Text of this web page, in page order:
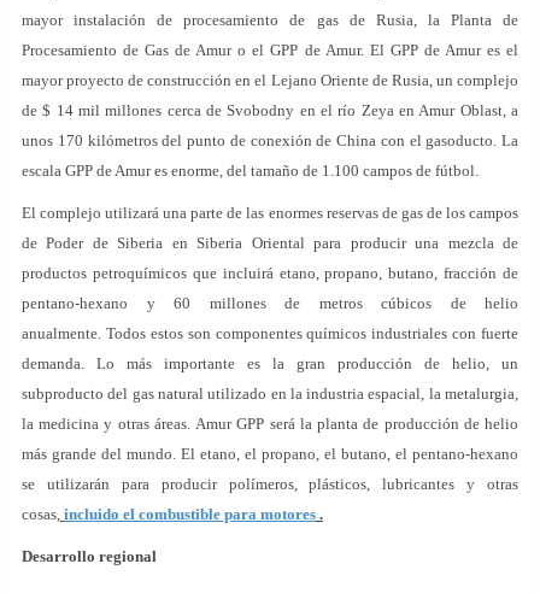
mayor instalación de procesamiento de gas de Rusia, la Planta de
Procesamiento de Gas de Amur o el GPP de Amur. El GPP de Amur es el
mayor proyecto de construcción en el Lejano Oriente de Rusia, un complejo
de $ 14 mil millones cerca de Svobodny en el río Zeya en Amur Oblast, a
unos 170 kilómetros del punto de conexión de China con el gasoducto. La
escala GPP de Amur es enorme, del tamaño de 1.100 campos de fútbol.
El complejo utilizará una parte de las enormes reservas de gas de los campos
de Poder de Siberia en Siberia Oriental para producir una mezcla de
productos petroquímicos que incluirá etano, propano, butano, fracción de
pentano-hexano y 60 millones de metros cúbicos de helio
anualmente. Todos estos son componentes químicos industriales con fuerte
demanda. Lo más importante es la gran producción de helio, un
subproducto del gas natural utilizado en la industria espacial, la metalurgia,
la medicina y otras áreas. Amur GPP será la planta de producción de helio
más grande del mundo. El etano, el propano, el butano, el pentano-hexano
se utilizarán para producir polímeros, plásticos, lubricantes y otras
cosas, incluido el combustible para motores .
Desarrollo regional